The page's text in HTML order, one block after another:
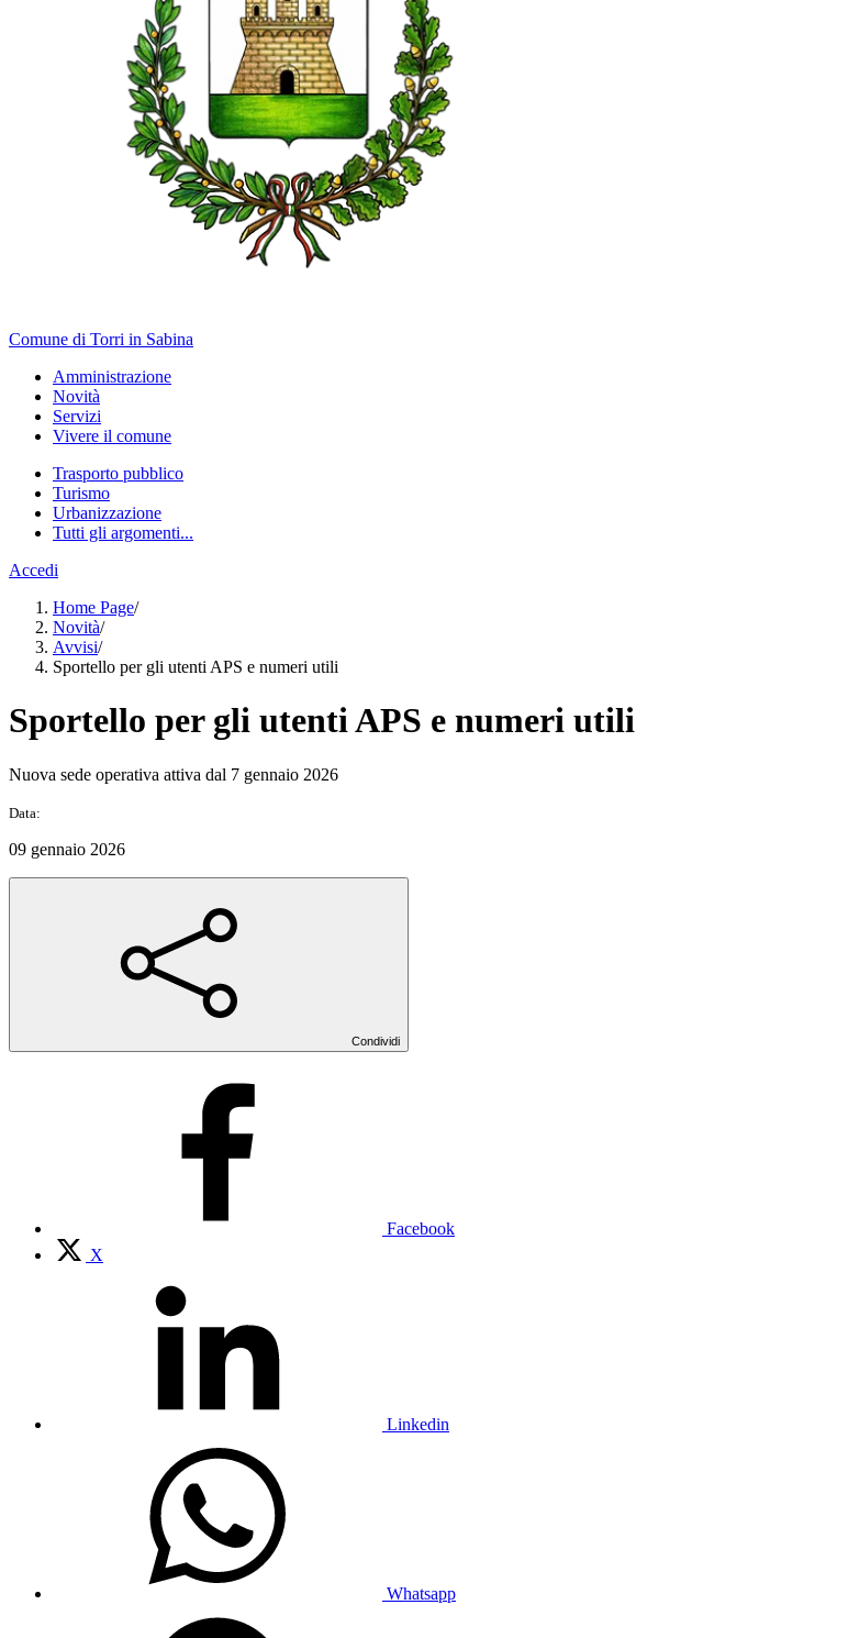
Comune di Torri in Sabina
Amministrazione
Novità
Servizi
Vivere il comune
Trasporto pubblico
Turismo
Urbanizzazione
Tutti gli argomenti...
Accedi
Home Page/
Novità/
Avvisi/
Sportello per gli utenti APS e numeri utili
Sportello per gli utenti APS e numeri utili
Nuova sede operativa attiva dal 7 gennaio 2026
Data:
09 gennaio 2026
Condividi
Facebook
X
Linkedin
Whatsapp